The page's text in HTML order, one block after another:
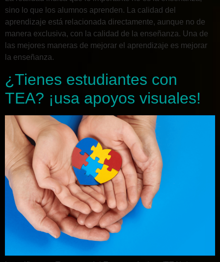
sino lo que los alumnos aprenden. La calidad del
aprendizaje está relacionada directamente, aunque no de
manera exclusiva, con la calidad de la enseñanza. Una de
las mejores maneras de mejorar el aprendizaje es mejorar
la enseñanza.
¿Tienes estudiantes con
TEA? ¡usa apoyos visuales!